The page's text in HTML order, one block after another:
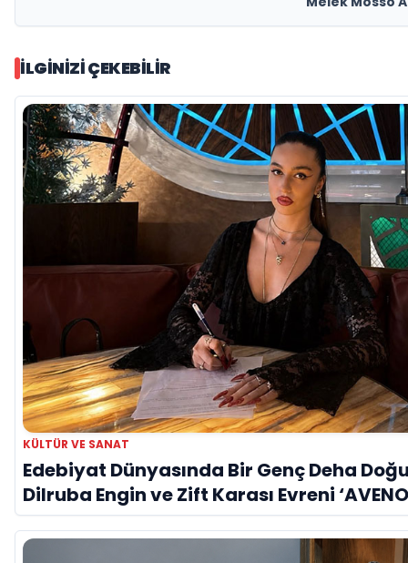
İLGINIZI ÇEKEBILIR
KÜLTÜR VE SANAT
Edebiyat Dünyasında Bir Genç Deha
Dilruba Engin ve Zift Karası Evreni